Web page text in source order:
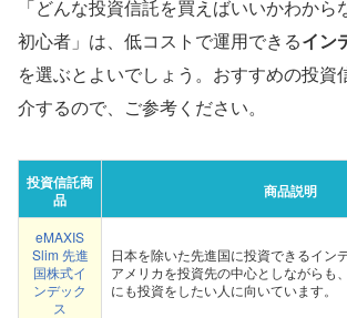
「どんな投資信託を買えばいいかわから
初心者」は、低コストで運用できるイン
を選ぶとよいでしょう。おすすめの投資
介するので、ご参考ください。
投資信託商
品
商品説明
eMAXIS
Slim 先進
国株式イ
ンデック
ス
日本を除いた先進国に投資できるイン
アメリカを投資先の中心としながらも
にも投資をしたい人に向いています。